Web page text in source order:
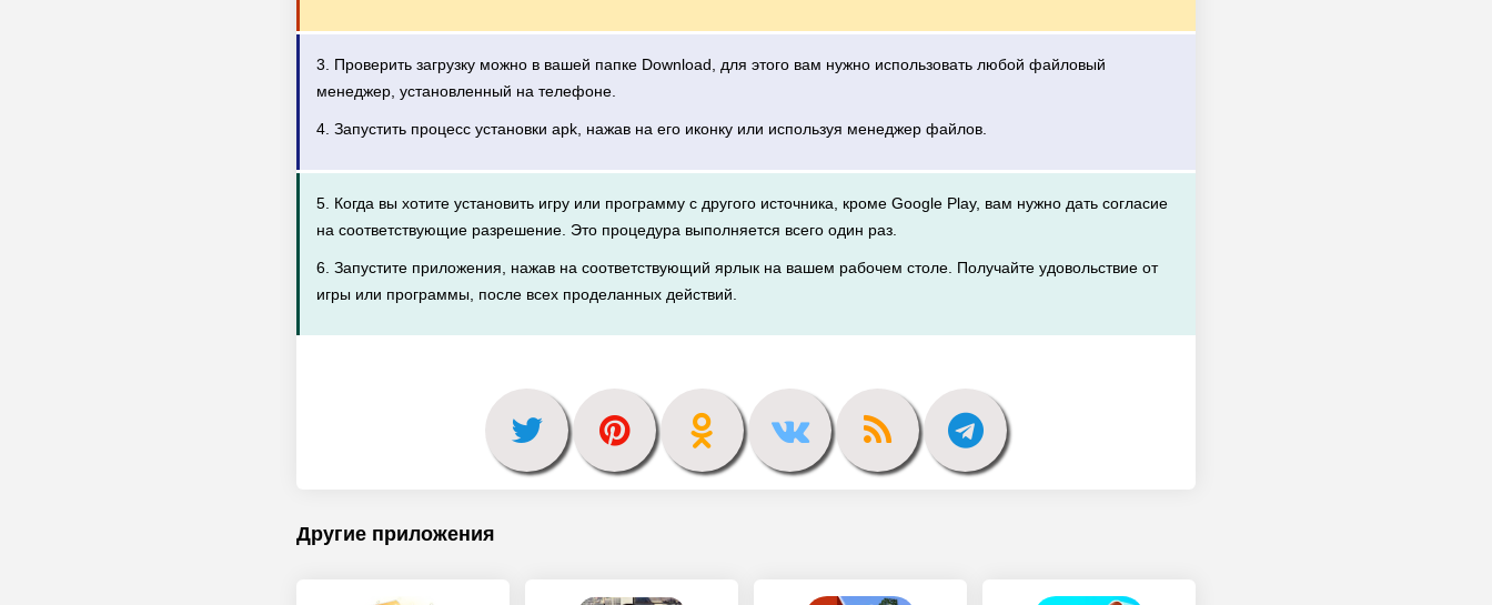
3. Проверить загрузку можно в вашей папке Download, для этого вам нужно использовать любой файловый
менеджер, установленный на телефоне.
4. Запустить процесс установки apk, нажав на его иконку или используя менеджер файлов.
5. Когда вы хотите установить игру или программу с другого источника, кроме Google Play, вам нужно дать согласие
на соответствующие разрешение. Это процедура выполняется всего один раз.
6. Запустите приложения, нажав на соответствующий ярлык на вашем рабочем столе. Получайте удовольствие от
игры или программы, после всех проделанных действий.
Другие приложения